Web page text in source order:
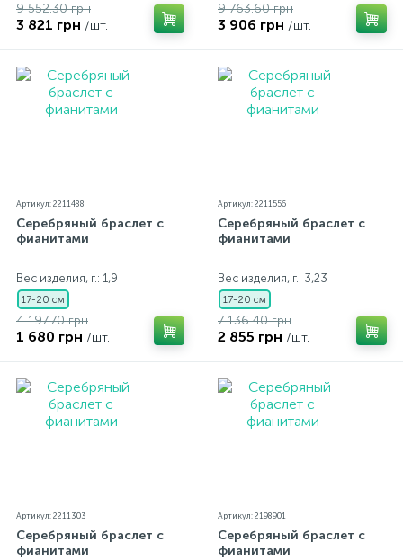
9 552.30 грн
3 821 грн /шт.
9 763.60 грн
3 906 грн /шт.
Артикул: 2211488
Серебряный браслет с
фианитами
Вес изделия, г.: 1,9
17-20 см
4 197.70 грн
1 680 грн /шт.
Артикул: 2211556
Серебряный браслет с
фианитами
Вес изделия, г.: 3,23
17-20 см
7 136.40 грн
2 855 грн /шт.
Артикул: 2211303
Серебряный браслет с
фианитами
Артикул: 2198901
Серебряный браслет с
фианитами